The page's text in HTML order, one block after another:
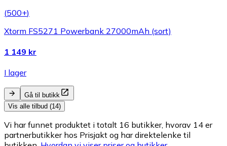
(500+)
Xtorm FS5271 Powerbank 27000mAh (sort)
1 149 kr
I lager
Gå til butikk
Vis alle tilbud (14)
Vi har funnet produktet i totalt 16 butikker, hvorav 14 er
partnerbutikker hos Prisjakt og har direktelenke til